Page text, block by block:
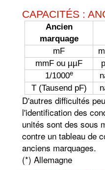
CAPACITÉS :
Ancien
marquage
mF
mmF ou µµF
1/1000e
T (Tausend pF)
D'autres difficultés
l'identification des
unités sont des sous
contre un tableau de
anciens marquages.
(*) Allemagne